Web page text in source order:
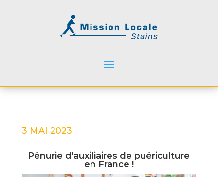
3 MAI 2023
Pénurie d'auxiliaires de puériculture
en France !